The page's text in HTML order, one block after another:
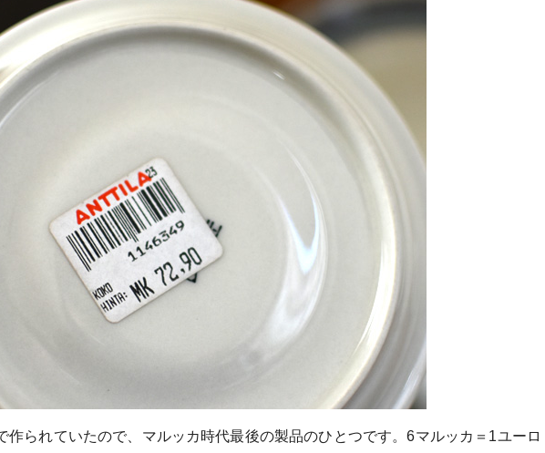
作られていたので、マルッカ時代最後の製品のひとつです。6マルッカ＝1ユーロ